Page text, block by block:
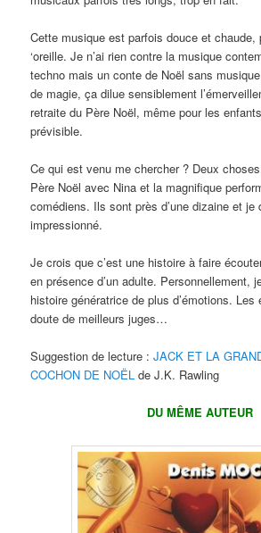
Cette musique est parfois douce et chaude,
‘oreille. Je n’ai rien contre la musique
techno mais un conte de Noël sans
de magie, ça dilue sensiblement
retraite du Père Noël, même pour les
prévisible.
Ce qui est venu me chercher ? Deux
Père Noël avec Nina et la magnifique
comédiens. Ils sont près d’une dizaine et je
impressionné.
Je crois que c’est une histoire à faire
en présence d’un adulte. Personnellement,
histoire génératrice de plus d’émotions.
doute de meilleurs juges…
Suggestion de lecture :JACK ET LA
COCHON DE NOËL de J.K. Rawling
DU MÊME AUTEUR